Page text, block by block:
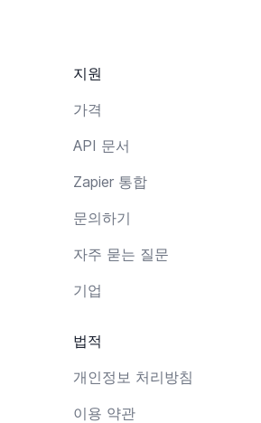
지원
가격
API 문서
Zapier 통합
문의하기
자주 묻는 질문
기업
법적
개인정보 처리방침
이용 약관